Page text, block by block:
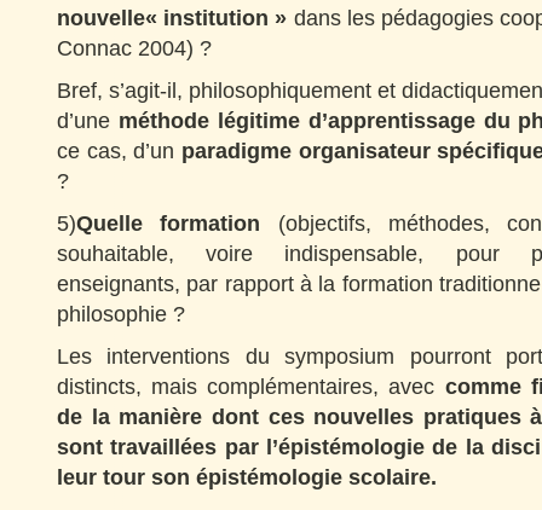
nouvelle« institution » dans les pédagogies
Connac 2004) ?
Bref, s’agit-il, philosophiquement et
d’une méthode légitime d’apprentissage du
ce cas, d’un paradigme organisateur
?
5)Quelle formation (objectifs, méthodes,
souhaitable, voire indispensable, pour
enseignants, par rapport à la formation
philosophie ?
Les interventions du symposium pourront
distincts, mais complémentaires, avec comme
de la manière dont ces nouvelles pratiques
sont travaillées par l’épistémologie de la
leur tour son épistémologie scolaire.